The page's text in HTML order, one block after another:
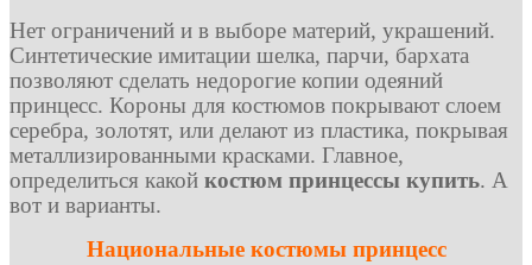
Нет ограничений и в выборе материй, украшений.
Синтетические имитации шелка, парчи, бархата
позволяют сделать недорогие копии одеяний
принцесс. Короны для костюмов покрывают слоем
серебра, золотят, или делают из пластика, покрывая
металлизированными красками. Главное,
определиться какой костюм принцессы купить. А
вот и варианты.
Национальные костюмы принцесс